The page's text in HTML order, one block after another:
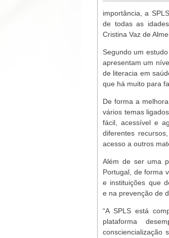
importância, a
de todas as
Cristina Vaz de
Segundo um
apresentam um
de literacia em
que há muito para
De forma a
vários temas
fácil, acessível e
diferentes
acesso a outros
Além de ser uma
Portugal, de forma
e instituições que
e na prevenção de
“A SPLS está
plataforma
consciencialização